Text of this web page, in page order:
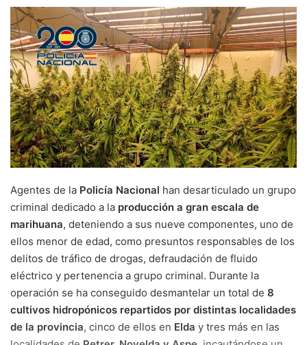
Agentes de la Policía Nacional han desarticulado un grupo
criminal dedicado a la producción a gran escala de
marihuana, deteniendo a sus nueve componentes, uno de
ellos menor de edad, como presuntos responsables de los
delitos de tráfico de drogas, defraudación de fluido
eléctrico y pertenencia a grupo criminal. Durante la
operación se ha conseguido desmantelar un total de 8
cultivos hidropónicos repartidos por distintas localidades
de la provincia, cinco de ellos en Elda y tres más en las